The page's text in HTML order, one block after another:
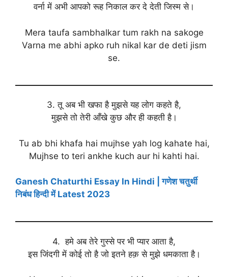
वर्ना में अभी आपको रूह निकाल कर दे देती जिस्म से।
Mera taufa sambhalkar tum rakh na sakoge
Varna me abhi apko ruh nikal kar de deti jism
se.
3. तू अब भी खफा है मुझसे यह लोग कहते है,
मुझसे तो तेरी आँखे कुछ और ही कहती है।
Tu ab bhi khafa hai mujhse yah log kahate hai,
Mujhse to teri ankhe kuch aur hi kahti hai.
Ganesh Chaturthi Essay In Hindi | गणेश चतुर्थी
निबंध हिन्दी में Latest 2023
4. हमे अब तेरे गुस्से पर भी प्यार आता है,
इस जिंदगी में कोई तो है जो इतने हक़ से मुझे धमकाता है।